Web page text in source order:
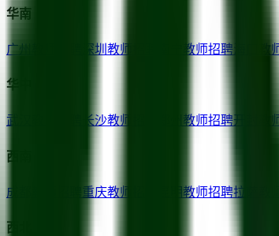
华南
广州 深圳 教师招聘 教师招聘 教
华中
武汉 长沙教师招聘 教师招聘开封 教
西南
成都 重庆教师招聘 教师招聘拉萨 教
西北